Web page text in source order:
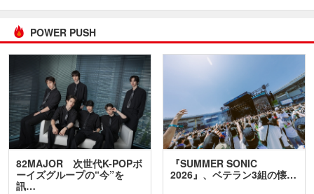
POWER PUSH
82MAJOR 次世代K-POPボ
ーイズグループの“今”を
訊…
『SUMMER SONIC
2026』、ベテラン3組の懐…